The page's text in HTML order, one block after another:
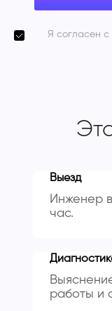
Я согласен с
Выезд
Инженер
час.
работы и